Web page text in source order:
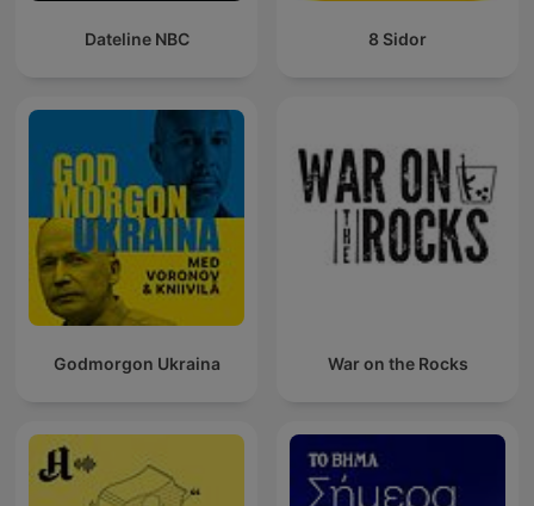
Dateline NBC 8 Sidor
Godmorgon Ukraina War on the Rocks